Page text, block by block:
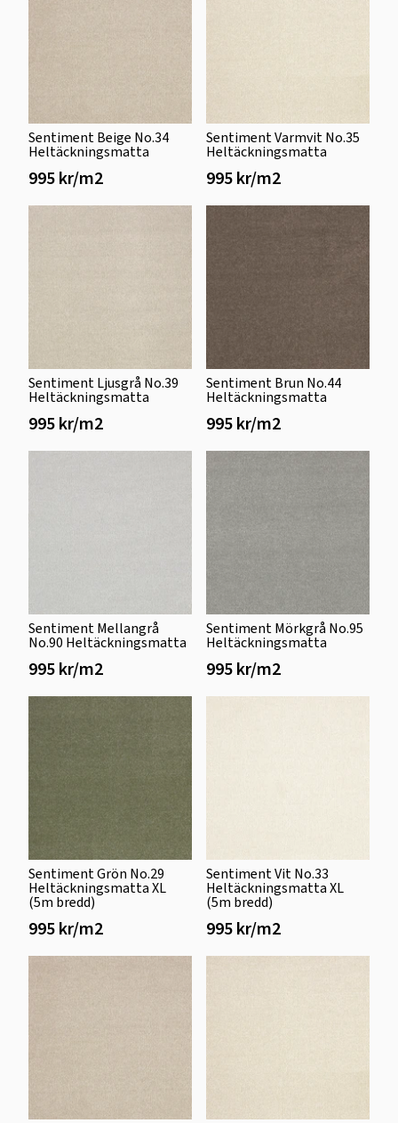
Sentiment Beige No.34
Heltäckningsmatta
995 kr/m2
Sentiment Varmvit No.35
Heltäckningsmatta
995 kr/m2
Sentiment Ljusgrå No.39
Heltäckningsmatta
995 kr/m2
Sentiment Brun No.44
Heltäckningsmatta
995 kr/m2
Sentiment Mellangrå
No.90 Heltäckningsmatta
995 kr/m2
Sentiment Mörkgrå No.95
Heltäckningsmatta
995 kr/m2
Sentiment Grön No.29
Heltäckningsmatta XL
(5m bredd)
995 kr/m2
Sentiment Vit No.33
Heltäckningsmatta XL
(5m bredd)
995 kr/m2